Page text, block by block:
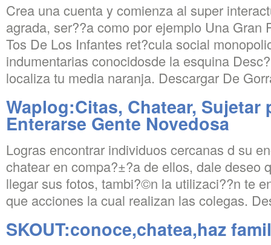
Crea una cuenta y comienza al super
agrada, ser?­?­a como por ejemplo Una Gran
Tos De Los Infantes ret?­cula social
indumentarias conocidosde la esquina
localiza tu media naranja. Descargar De
Waplog:Citas, Chatear, Sujetar
Enterarse Gente Novedosa
Logras encontrar individuos cercanas d su
chatear en compa?±?­a de ellos, dale deseo
llegar sus fotos, tambi?©n la utilizaci??n te
que acciones la cual realizan las colegas.
SKOUT:conoce,chatea,haz